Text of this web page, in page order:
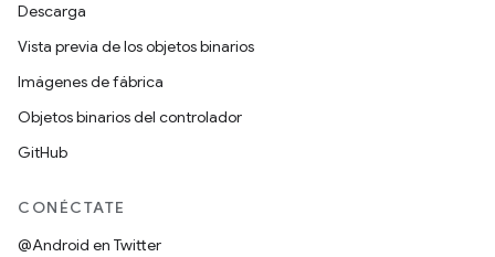
Descarga
Vista previa de los objetos binarios
Imágenes de fábrica
Objetos binarios del controlador
GitHub
CONÉCTATE
@Android en Twitter